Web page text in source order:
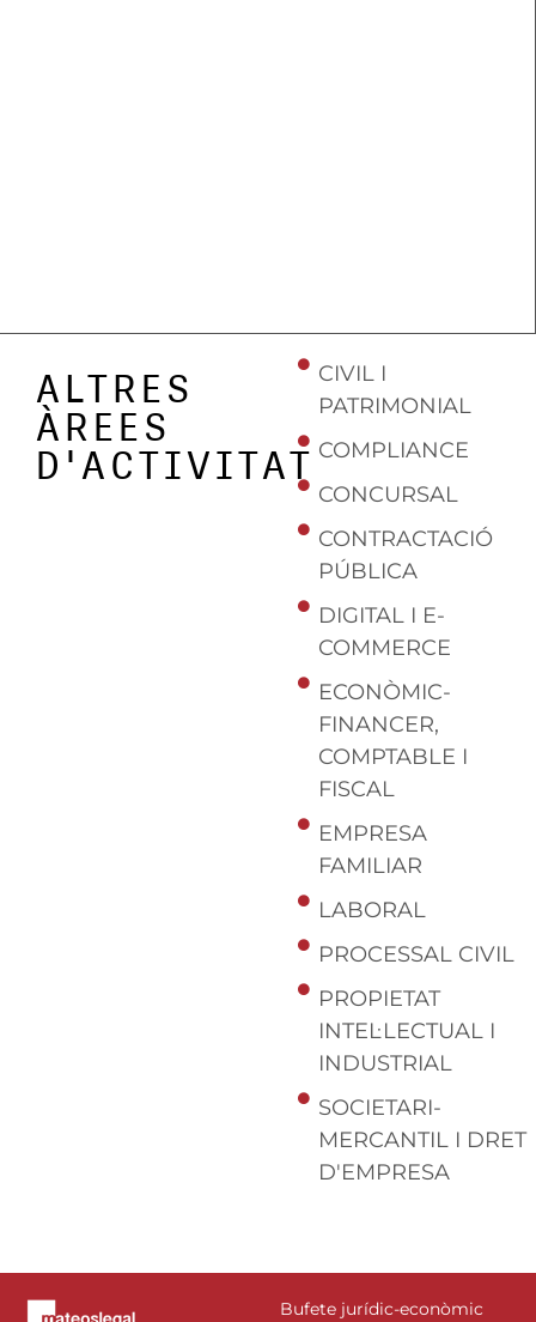
ALTRES
ÀREES
D'ACTIVITAT
CIVIL I
PATRIMONIAL
COMPLIANCE
CONCURSAL
CONTRACTACIÓ
PÚBLICA
DIGITAL I E-
COMMERCE
ECONÒMIC-
FINANCER,
COMPTABLE I
FISCAL
EMPRESA
FAMILIAR
LABORAL
PROCESSAL CIVIL
PROPIETAT
INTEL·LECTUAL I
INDUSTRIAL
SOCIETARI-
MERCANTIL I DRET
D'EMPRESA
Bufete jurídic-econòmic